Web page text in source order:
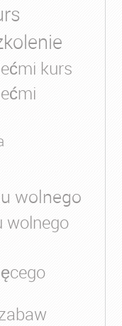
kurs
wolnego
wolnego